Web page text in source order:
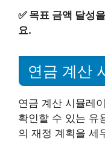
✅ 목표 금액 달성
요.
연금 계산
연금 계산 시뮬레
확인할 수 있는 유
의 재정 계획을 세